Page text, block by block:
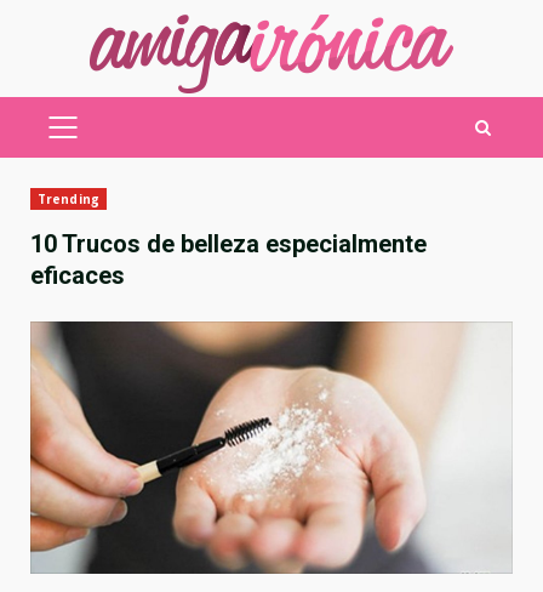
MENÚ
Trending
10 Trucos de belleza especialmente
eficaces